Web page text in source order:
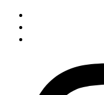
İçeriğe